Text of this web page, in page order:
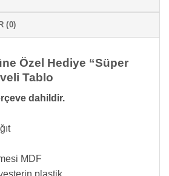
(0)
Özel Hediye “Süper
Tablo
dahildir.
MDF